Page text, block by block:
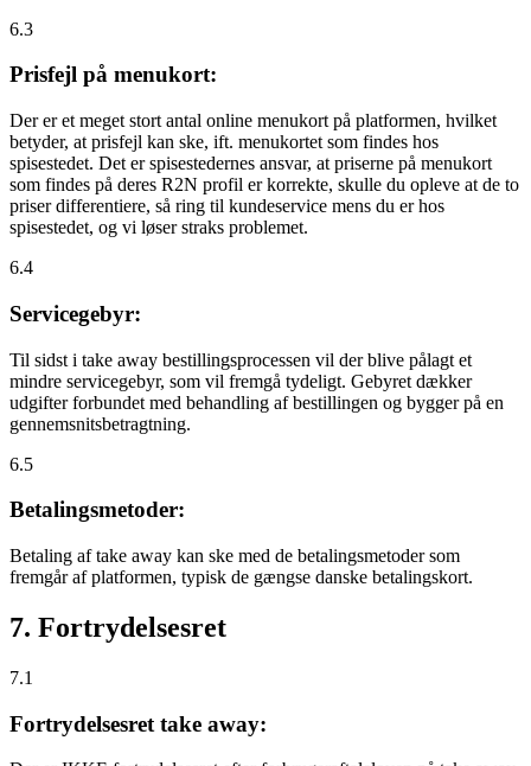
6.3
Prisfejl på menukort:
Der er et meget stort antal online menukort på platformen, hvilket
betyder, at prisfejl kan ske, ift. menukortet som findes hos
spisestedet. Det er spisestedernes ansvar, at priserne på menukort
som findes på deres R2N profil er korrekte, skulle du opleve at de to
priser differentiere, så ring til kundeservice mens du er hos
spisestedet, og vi løser straks problemet.
6.4
Servicegebyr:
Til sidst i take away bestillingsprocessen vil der blive pålagt et
mindre servicegebyr, som vil fremgå tydeligt. Gebyret dækker
udgifter forbundet med behandling af bestillingen og bygger på en
gennemsnitsbetragtning.
6.5
Betalingsmetoder:
Betaling af take away kan ske med de betalingsmetoder som
fremgår af platformen, typisk de gængse danske betalingskort.
7. Fortrydelsesret
7.1
Fortrydelsesret take away: